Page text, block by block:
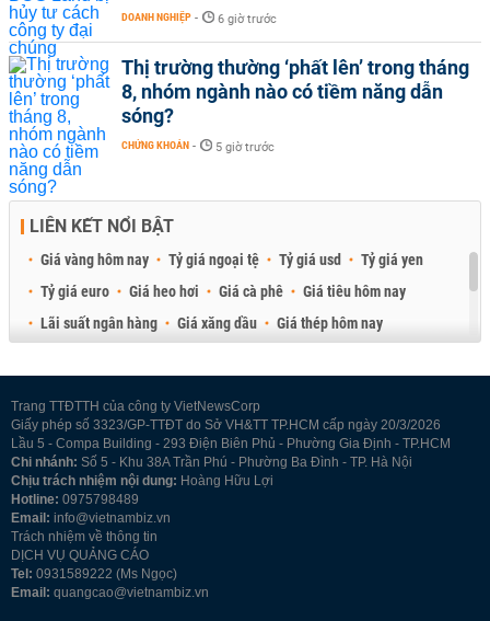
DOANH NGHIỆP - 6 giờ trước
Thị trường thường ‘phất lên’ trong tháng
8, nhóm ngành nào có tiềm năng dẫn
sóng?
CHỨNG KHOÁN - 5 giờ trước
LIÊN KẾT NỔI BẬT
Giá vàng hôm nay Tỷ giá ngoại tệ Tỷ giá usd
Tỷ giá yen
Tỷ giá euro
Giá heo hơi Giá cà phê
Giá tiêu hôm nay
Lãi suất ngân hàng
Giá xăng dầu
Giá thép hôm nay
Trang TTĐTTH của công ty VietNewsCorp
Giấy phép số 3323/GP-TTĐT do Sở VH&TT TP.HCM cấp ngày 20/3/2026
Lầu 5 - Compa Building - 293 Điện Biên Phủ - Phường Gia Định - TP.HCM
Chi nhánh: Số 5 - Khu 38A Trần Phú - Phường Ba Đình - TP. Hà Nội
Chịu trách nhiệm nội dung: Hoàng Hữu Lợi
Hotline: 0975798489
Email: info@vietnambiz.vn
Trách nhiệm về thông tin
DỊCH VỤ QUẢNG CÁO
Tel: 0931589222 (Ms Ngọc)
Email: quangcao@vietnambiz.vn